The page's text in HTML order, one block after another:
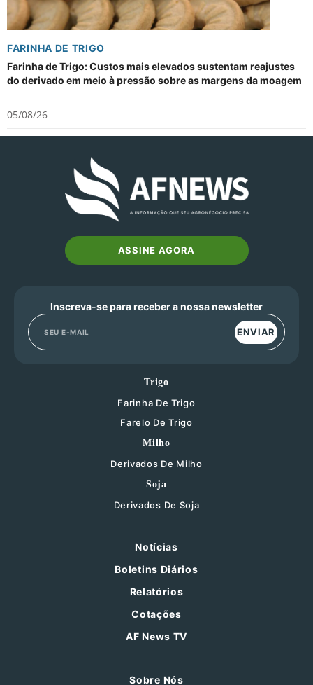
FARINHA DE TRIGO
Farinha de Trigo: Custos mais elevados sustentam reajustes
do derivado em meio à pressão sobre as margens da moagem
05/08/26
ASSINE AGORA
Inscreva-se para receber a nossa newsletter
ENVIAR
Trigo
Farinha De Trigo
Farelo De Trigo
Milho
Derivados De Milho
Soja
Derivados De Soja
Notícias
Boletins Diários
Relatórios
Cotações
AF News TV
Sobre Nós